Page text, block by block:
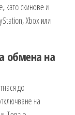
като скинове и
Xbox или
обмена на
до
на